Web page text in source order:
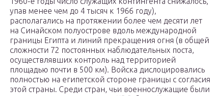
упав менее чем до 4 тысяч к 1966 году),
располагались на протяжении более чем десяти лет
на Синайском полуострове вдоль международной
границы Египта и линий прекращения огня (в общей
сложности 72 постоянных наблюдательных поста,
осуществлявших контроль над территорией
площадью почти в 500 км). Войска дислоцировались
полностью на египетской стороне границы с согласия
этой страны. Среди стран, чьи военнослужащие были